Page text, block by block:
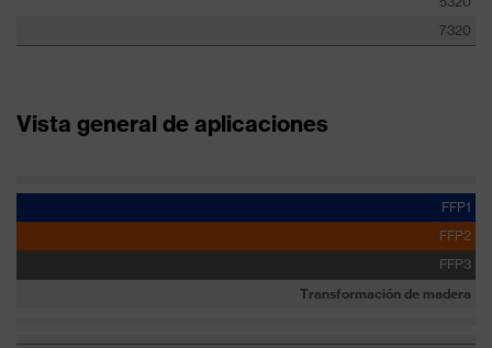
7320
Vista general de aplicaciones
FFP1
FFP2
FFP3
Transformación de madera